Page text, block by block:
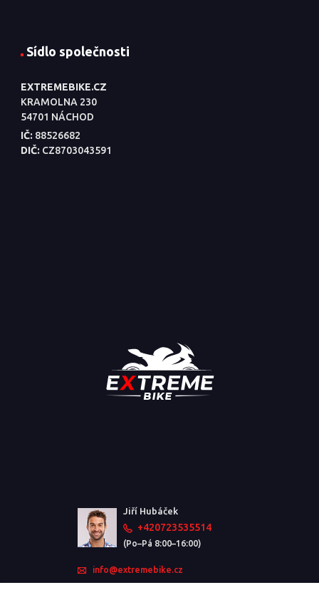
Sídlo společnosti
EXTREMEBIKE.CZ
KRAMOLNA 230
54701 NÁCHOD
IČ: 88526682
DIČ: CZ8703043591
Jiří Hubáček
+420723535514
(Po–Pá 8:00–16:00)
info@extremebike.cz